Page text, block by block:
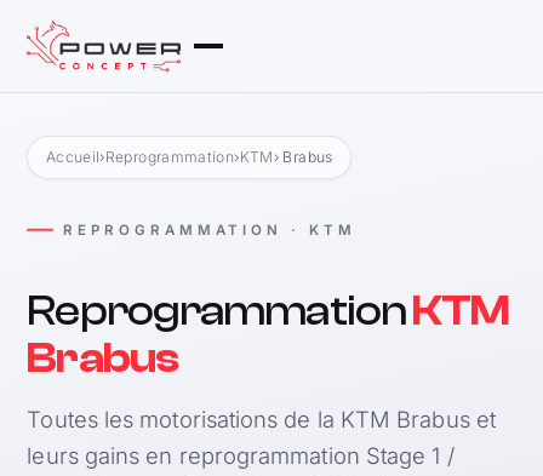
Accueil›Reprogrammation›KTM › Brabus
REPROGRAMMATION · KTM
ReprogrammationKTM
Brabus
Toutes les motorisations de la KTM Brabus et
leurs gains en reprogrammation Stage 1 /